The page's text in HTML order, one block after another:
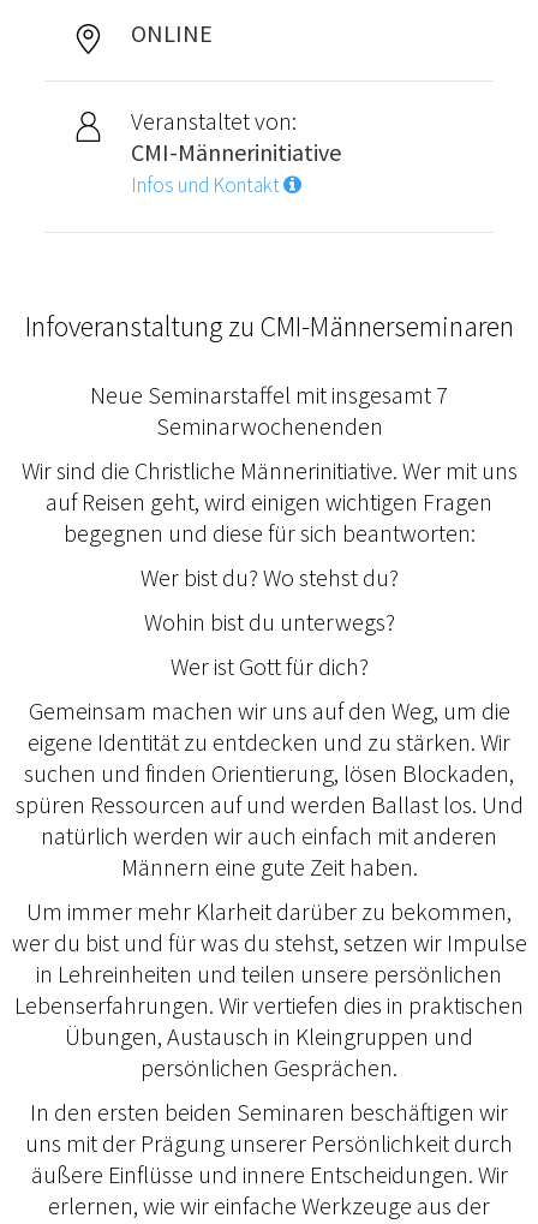
ONLINE
Veranstaltet von:
CMI-Männerinitiative
Infos und Kontakt
Infoveranstaltung zu CMI-Männerseminaren
Neue Seminarstaffel mit insgesamt 7
Seminarwochenenden
Wir sind die Christliche Männerinitiative. Wer mit uns
auf Reisen geht, wird einigen wichtigen Fragen
begegnen und diese für sich beantworten:
Wer bist du? Wo stehst du?
Wohin bist du unterwegs?
Wer ist Gott für dich?
Gemeinsam machen wir uns auf den Weg, um die
eigene Identität zu entdecken und zu stärken. Wir
suchen und finden Orientierung, lösen Blockaden,
spüren Ressourcen auf und werden Ballast los. Und
natürlich werden wir auch einfach mit anderen
Männern eine gute Zeit haben.
Um immer mehr Klarheit darüber zu bekommen,
wer du bist und für was du stehst, setzen wir Impulse
in Lehreinheiten und teilen unsere persönlichen
Lebenserfahrungen. Wir vertiefen dies in praktischen
Übungen, Austausch in Kleingruppen und
persönlichen Gesprächen.
In den ersten beiden Seminaren beschäftigen wir
uns mit der Prägung unserer Persönlichkeit durch
äußere Einflüsse und innere Entscheidungen. Wir
erlernen, wie wir einfache Werkzeuge aus der